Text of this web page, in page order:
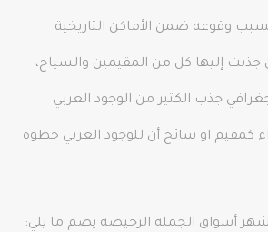
وقوعه ضمن الأماكن التاريخية
جذبت إليها كل من المقيمين والسياح،
جذب الكثير من الوجود العربي
كمقيم او سائح أن للوجود العربي حظوة
أسواق الجملة الرخيصة يضم ما يلي: